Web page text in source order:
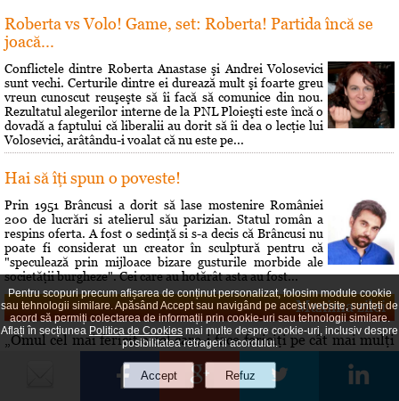
Roberta vs Volo! Game, set: Roberta! Partida încă se
joacă...
Conflictele dintre Roberta Anastase şi Andrei Volosevici
sunt vechi. Certurile dintre ei durează mult şi foarte greu
vreun cunoscut reuşeşte să îi facă să comunice din nou.
Rezultatul alegerilor interne de la PNL Ploieşti este încă o
dovadă a faptului că liberalii au dorit să îi dea o lecţie lui
Volosevici, arâtându-i voalat că nu este pe...
Hai să îţi spun o poveste!
Prin 1951 Brâncusi a dorit să lase mostenire României
200 de lucrări si atelierul său parizian. Statul român a
respins oferta. A fost o sedinţă si s-a decis că Brâncusi nu
poate fi considerat un creator în sculptură pentru că
"speculează prin mijloace bizare gusturile morbide ale
societăţii burgheze". Cei care au hotărât asta au fost...
Maxima zilei
„Omul cel mai fericit e cel care-i face fericiţi pe cât mai mulţi
oameni.” — Denis Diderot
Curs valutar
Pentru scopuri precum afișarea de conținut personalizat, folosim module cookie
sau tehnologii similare. Apăsând Accept sau navigând pe acest website, sunteți de
acord să permiți colectarea de informații prin cookie-uri sau tehnologii similare.
Aflați în secțiunea Politica de Cookies mai multe despre cookie-uri, inclusiv despre
posibilitatea retragerii acordului.